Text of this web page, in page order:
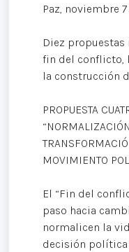
Paz, noviembre
Diez
fin del conflicto,
la construcción
PROPUESTA
MOVIMIENTO
El “Fin del
paso hacia
normalicen la
decisión política